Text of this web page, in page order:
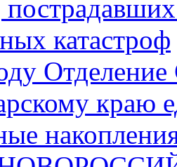
катастроф
краю